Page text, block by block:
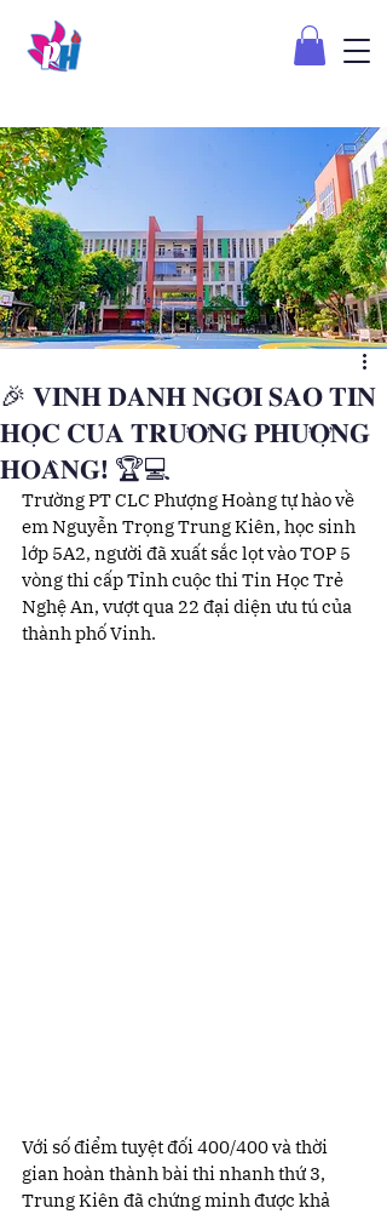
🎉 𝐕𝐈𝐍𝐇 𝐃𝐀𝐍𝐇 𝐍𝐆𝐎̂𝐈 𝐒𝐀𝐎 𝐓𝐈𝐍
𝐇𝐎̣𝐂 𝐂𝐔̉𝐀 𝐓𝐑𝐔̛𝐎̛̀𝐍𝐆 𝐏𝐇𝐔̛𝐎̛̣𝐍𝐆
𝐇𝐎𝐀̀𝐍𝐆! 🏆💻
Trường PT CLC Phượng Hoàng tự hào về
em Nguyễn Trọng Trung Kiên, học sinh
lớp 5A2, người đã xuất sắc lọt vào TOP 5
vòng thi cấp Tỉnh cuộc thi Tin Học Trẻ
Nghệ An, vượt qua 22 đại diện ưu tú của
thành phố Vinh.
Với số điểm tuyệt đối 400/400 và thời
gian hoàn thành bài thi nhanh thứ 3,
Trung Kiên đã chứng minh được khả